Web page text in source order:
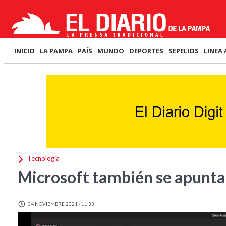
INICIO LA PAMPA PAÍS MUNDO DEPORTES SEPELIOS LINEA
Tecnologia
Microsoft también se
04 NOVIEMBRE 2021 - 11:33